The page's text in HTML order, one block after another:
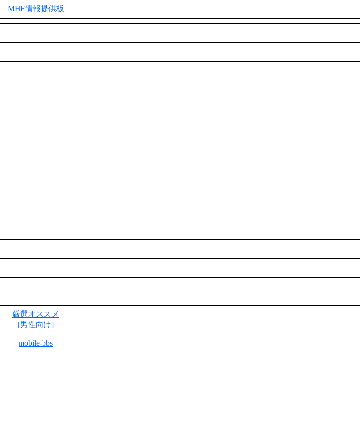
MHF情報提供板
厳選オススメ
[男性向け]
mobile-bbs